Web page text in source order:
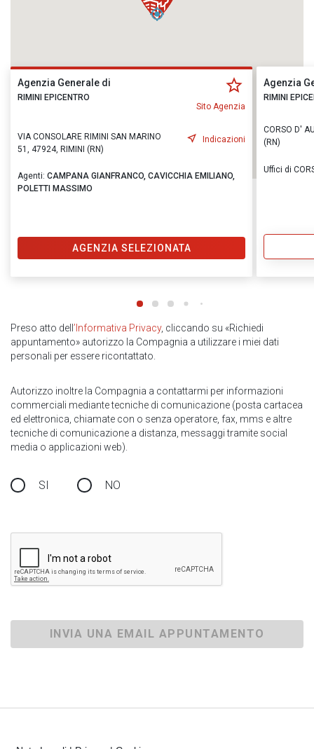
Agenzia Generale di
RIMINI EPICENTRO
Sito Agenzia
VIA CONSOLARE RIMINI SAN MARINO
51, 47924, RIMINI (RN)
Indicazioni
Agenti: CAMPANA GIANFRANCO, CAVICCHIA EMILIANO,
POLETTI MASSIMO
AGENZIA SELEZIONATA
Agenzia
RIMINI
CORSO D'
(RN)
Uffici di
Preso atto dell ’Informativa Privacy, cliccando su «Richiedi
appuntamento» autorizzo la Compagnia a utilizzare i miei dati
personali per essere ricontattato.
Autorizzo inoltre la Compagnia a contattarmi per informazioni
commerciali mediante tecniche di comunicazione (posta cartacea
ed elettronica, chiamate con o senza operatore, fax, mms e altre
tecniche di comunicazione a distanza, messaggi tramite social
media o applicazioni web).
SI NO
INVIA UNA EMAIL APPUNTAMENTO